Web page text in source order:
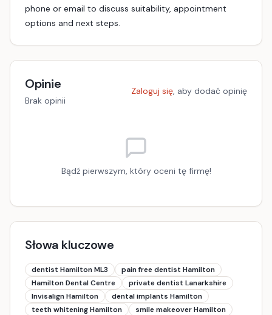
phone or email to discuss suitability, appointment
options and next steps.
Opinie
Brak opinii
Zaloguj się, aby dodać opinię
Bądź pierwszym, który oceni tę firmę!
Słowa kluczowe
dentist Hamilton ML3
pain free dentist Hamilton
Hamilton Dental Centre
private dentist Lanarkshire
Invisalign Hamilton
dental implants Hamilton
teeth whitening Hamilton
smile makeover Hamilton